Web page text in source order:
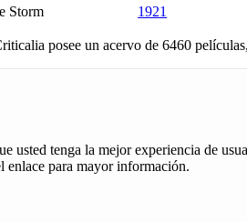
Storm 1921
posee un acervo de 6460
usted tenga la mejor experiencia de
enlace para mayor información.